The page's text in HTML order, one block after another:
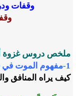
وقفات
ملخص دروس غزوة
1- مفهوم الموت في
كيف يراه المنافق